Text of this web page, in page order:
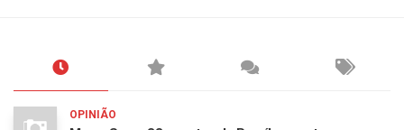
OPINIÃO